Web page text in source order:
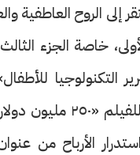
إلى الروح العاطفية
خاصة الجزء
التكنولوجيا
الميزانية الضخمة
الأرباح من